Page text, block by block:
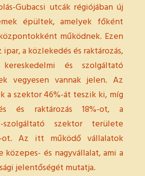
Gubacsi utcák régiójában új
épültek, amelyek főként
működnek. Ezen
a közlekedés és raktározás,
és szolgáltató
vegyesen vannak jelen. Az
a szektor 46%-át teszik ki, míg
és raktározás 18%-ot, a
szolgáltató szektor területe
Az itt működő vállalatok
közepes- és nagyvállalat, ami a
jelentőségét mutatja.